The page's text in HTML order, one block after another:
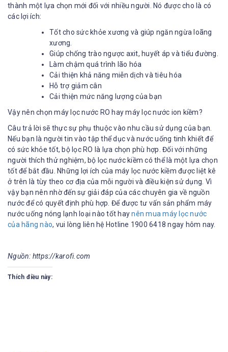
thành một lựa chọn mới đối với nhiều người. Nó được cho là có
các lợi ích:
Tốt cho sức khỏe xương và giúp ngăn ngừa loãng
xương.
Giúp chống trào ngược axit, huyết áp và tiểu đường.
Làm chậm quá trình lão hóa
Cải thiện khả năng miễn dịch và tiêu hóa
Hỗ trợ giảm cân
Cải thiện mức năng lượng của bạn
Vậy nên chọn máy lọc nước RO hay máy lọc nước ion kiềm?
Câu trả lời sẽ thực sự phụ thuộc vào nhu cầu sử dụng của bạn.
Nếu bạn là người tin vào tập thể dục và nước uống tinh khiết để
có sức khỏe tốt, bộ lọc RO là lựa chọn phù hợp. Đối với những
người thích thử nghiệm, bộ lọc nước kiềm có thể là một lựa chọn
tốt để bắt đầu. Những lợi ích của máy lọc nước kiềm được liệt kê
ở trên là tùy theo cơ địa của mỗi người và điều kiện sử dụng. Vì
vậy bạn nên nhờ đến sự giải đáp của các chuyên gia về nguồn
nước để có quyết định phù hợp. Để được tư vấn sản phẩm máy
nước uống nóng lạnh loại nào tốt haynên mua máy lọc nước
của hãng nào, vui lòng liên hệ Hotline 1900 6418 ngay hôm nay.
Nguồn: https://karofi.com
Thích điều này: